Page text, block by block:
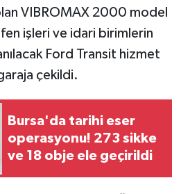
VIBROMAX 2000 model
işleri ve idari birimlerin
Ford Transit hizmet
çekildi.
Bursa'da tarihi eser
operasyonu! 273 sikke
ve 18 obje ele geçirildi